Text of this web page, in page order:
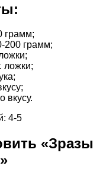
грамм;
200 грамм;
ложки;
вкусу.
4-5
«Зразы